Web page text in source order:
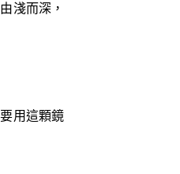
淺而深，
用這顆鏡